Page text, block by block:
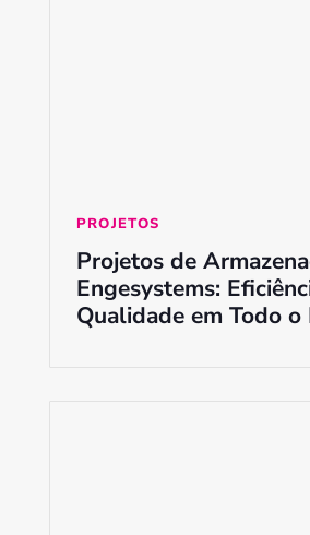
PROJETOS
Projetos de
Engesystems:
Qualidade em Todo o